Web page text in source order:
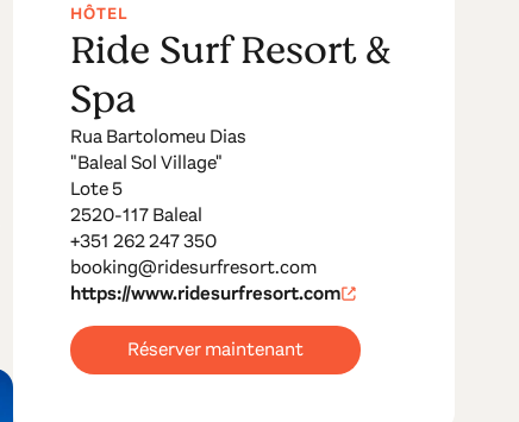
HÔTEL
Ride Surf Resort &
Spa
Rua Bartolomeu Dias
"Baleal Sol Village"
Lote 5
2520-117 Baleal
+351 262 247 350
booking@ridesurfresort.com
https://www.ridesurfresort.com
Réserver maintenant